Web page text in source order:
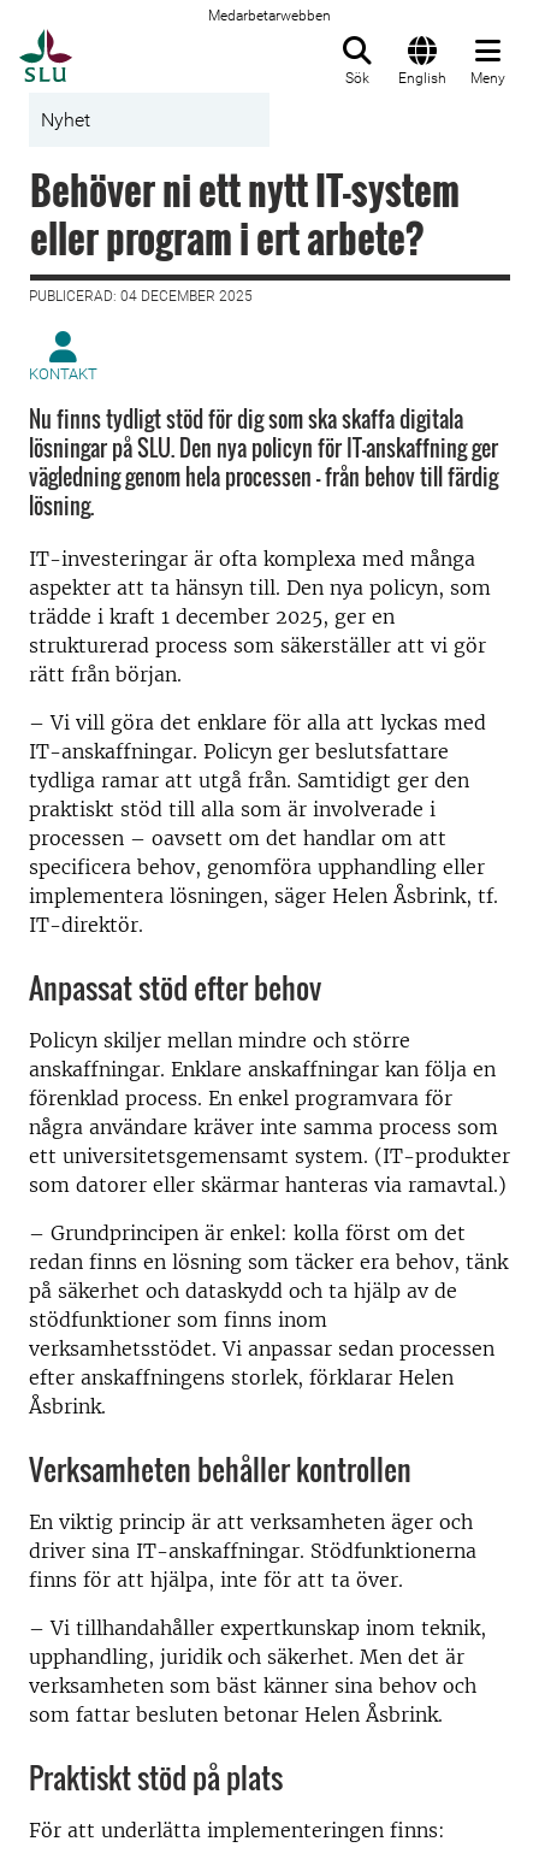
Medarbetarwebben
Sök English Meny
Nyhet
Behöver ni ett nytt IT-system
eller program i ert arbete?
PUBLICERAD: 04 DECEMBER 2025
KONTAKT
Nu finns tydligt stöd för dig som ska skaffa digitala
lösningar på SLU. Den nya policyn för IT-anskaffning ger
vägledning genom hela processen – från behov till färdig
lösning.
IT-investeringar är ofta komplexa med många
aspekter att ta hänsyn till. Den nya policyn, som
trädde i kraft 1 december 2025, ger en
strukturerad process som säkerställer att vi gör
rätt från början.
– Vi vill göra det enklare för alla att lyckas med
IT-anskaffningar. Policyn ger beslutsfattare
tydliga ramar att utgå från. Samtidigt ger den
praktiskt stöd till alla som är involverade i
processen – oavsett om det handlar om att
specificera behov, genomföra upphandling eller
implementera lösningen, säger Helen Åsbrink, tf.
IT-direktör.
Anpassat stöd efter behov
Policyn skiljer mellan mindre och större
anskaffningar. Enklare anskaffningar kan följa en
förenklad process. En enkel programvara för
några användare kräver inte samma process som
ett universitetsgemensamt system. (IT-produkter
som datorer eller skärmar hanteras via ramavtal.)
– Grundprincipen är enkel: kolla först om det
redan finns en lösning som täcker era behov, tänk
på säkerhet och dataskydd och ta hjälp av de
stödfunktioner som finns inom
verksamhetsstödet. Vi anpassar sedan processen
efter anskaffningens storlek, förklarar Helen
Åsbrink.
Verksamheten behåller kontrollen
En viktig princip är att verksamheten äger och
driver sina IT-anskaffningar. Stödfunktionerna
finns för att hjälpa, inte för att ta över.
– Vi tillhandahåller expertkunskap inom teknik,
upphandling, juridik och säkerhet. Men det är
verksamheten som bäst känner sina behov och
som fattar besluten betonar Helen Åsbrink.
Praktiskt stöd på plats
För att underlätta implementeringen finns: